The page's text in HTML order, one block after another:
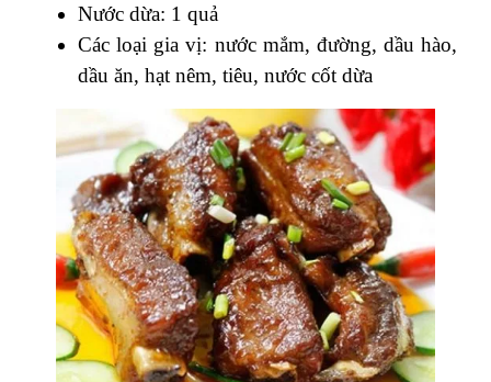
Nước dừa: 1 quả
Các loại gia vị: nước mắm, đường, dầu hào,
dầu ăn, hạt nêm, tiêu, nước cốt dừa